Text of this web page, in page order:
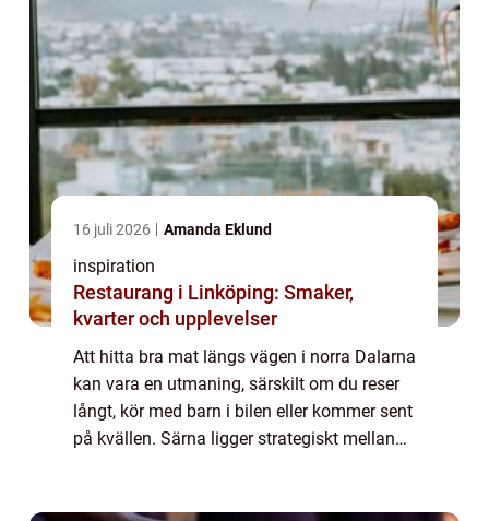
16 juli 2026 Amanda Eklund
inspiration
Restaurang i Linköping: Smaker,
kvarter och upplevelser
Att hitta bra mat längs vägen i norra Dalarna
kan vara en utmaning, särskilt om du reser
långt, kör med barn i bilen eller kommer sent
på kvällen. Särna ligger strategiskt mellan